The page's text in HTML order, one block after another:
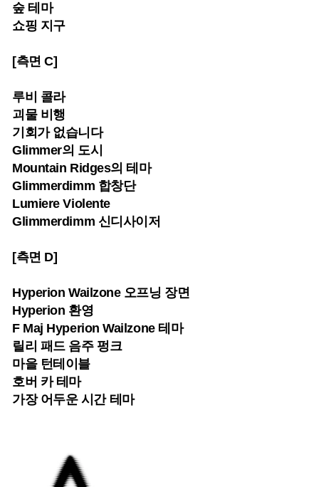
숲 테마
쇼핑 지구
[측면 C]
루비 콜라
괴물 비행
기회가 없습니다
Glimmer의 도시
Mountain Ridges의 테마
Glimmerdimm 합창단
Lumiere Violente
Glimmerdimm 신디사이저
[측면 D]
Hyperion Wailzone 오프닝 장면
Hyperion 환영
F Maj Hyperion Wailzone 테마
릴리 패드 음주 펑크
마을 턴테이블
호버 카 ​​테마
가장 어두운 시간 테마